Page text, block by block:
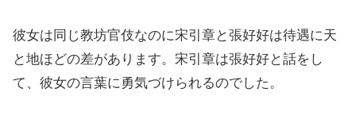
彼女は同じ教坊官伎なのに宋引章と張好好は待遇に天
と地ほどの差があります。宋引章は張好好と話をし
て、彼女の言葉に勇気づけられるのでした。